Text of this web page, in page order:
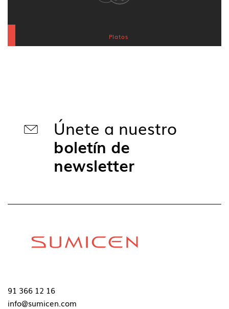
Platos
Únete a nuestro
boletín de
newsletter
91 366 12 16
info@sumicen.com